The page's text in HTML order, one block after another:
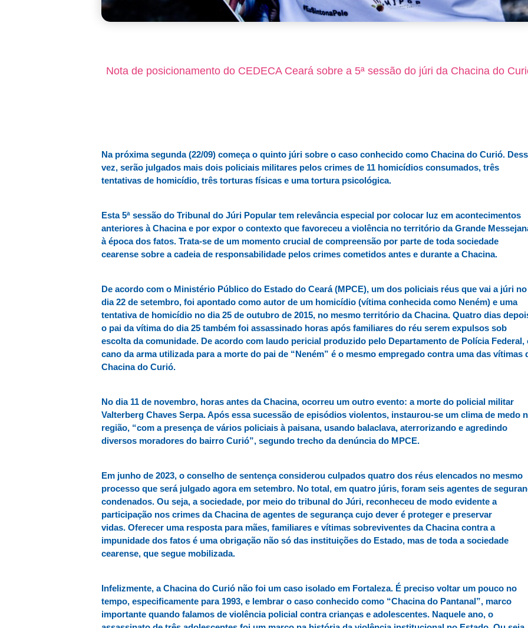
Nota de posicionamento do CEDECA Ceará sobre a 5ª sessão do júri da Chacina do
Na próxima segunda (22/09) começa o quinto júri sobre o caso conhecido como Chacina do Curió.
vez, serão julgados mais dois policiais militares pelos crimes de 11 homicídios consumados, três
tentativas de homicídio, três torturas físicas e uma tortura psicológica.
Esta 5ª sessão do Tribunal do Júri Popular tem relevância especial por colocar luz em acontecimentos
anteriores à Chacina e por expor o contexto que favoreceu a violência no território da Grande
à época dos fatos. Trata-se de um momento crucial de compreensão por parte de toda sociedade
cearense sobre a cadeia de responsabilidade pelos crimes cometidos antes e durante a Chacina.
De acordo com o Ministério Público do Estado do Ceará (MPCE), um dos policiais réus que vai a júri no
dia 22 de setembro, foi apontado como autor de um homicídio (vítima conhecida como Neném) e uma
tentativa de homicídio no dia 25 de outubro de 2015, no mesmo território da Chacina. Quatro dias
o pai da vítima do dia 25 também foi assassinado horas após familiares do réu serem expulsos sob
escolta da comunidade. De acordo com laudo pericial produzido pelo Departamento de Polícia Federal,
cano da arma utilizada para a morte do pai de “Neném” é o mesmo empregado contra uma das vítimas
Chacina do Curió.
No dia 11 de novembro, horas antes da Chacina, ocorreu um outro evento: a morte do policial militar
Valterberg Chaves Serpa. Após essa sucessão de episódios violentos, instaurou-se um clima de medo
região, “com a presença de vários policiais à paisana, usando balaclava, aterrorizando e agredindo
diversos moradores do bairro Curió”, segundo trecho da denúncia do MPCE.
Em junho de 2023, o conselho de sentença considerou culpados quatro dos réus elencados no mesmo
processo que será julgado agora em setembro. No total, em quatro júris, foram seis agentes de
condenados. Ou seja, a sociedade, por meio do tribunal do Júri, reconheceu de modo evidente a
participação nos crimes da Chacina de agentes de segurança cujo dever é proteger e preservar
vidas. Oferecer uma resposta para mães, familiares e vítimas sobreviventes da Chacina contra a
impunidade dos fatos é uma obrigação não só das instituições do Estado, mas de toda a sociedade
cearense, que segue mobilizada.
Infelizmente, a Chacina do Curió não foi um caso isolado em Fortaleza. É preciso voltar um pouco no
tempo, especificamente para 1993, e lembrar o caso conhecido como “Chacina do Pantanal”, marco
importante quando falamos de violência policial contra crianças e adolescentes. Naquele ano, o